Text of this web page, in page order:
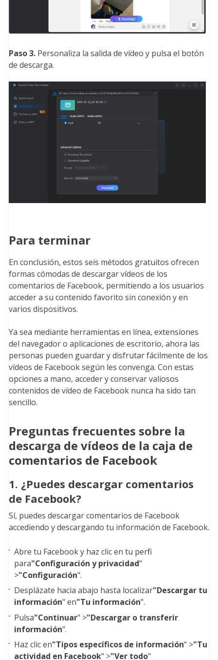
Paso 3. Personaliza la salida de vídeo y pulsa el botón
de descarga.
Para terminar
En conclusión, estos seis métodos gratuitos ofrecen
formas cómodas de descargar vídeos de los
comentarios de Facebook, permitiendo a los usuarios
acceder a su contenido favorito sin conexión y en
varios dispositivos.
Ya sea mediante herramientas en línea, extensiones
del navegador o aplicaciones de escritorio, ahora las
personas pueden guardar y disfrutar fácilmente de los
vídeos de Facebook según les convenga. Con estas
opciones a mano, acceder y conservar valiosos
contenidos de vídeo de Facebook nunca ha sido tan
sencillo.
Preguntas frecuentes sobre la
descarga de vídeos de la caja de
comentarios de Facebook
1. ¿Puedes descargar comentarios
de Facebook?
Sí, puedes descargar comentarios de Facebook
accediendo y descargando tu información de Facebook.
Abre tu Facebook y haz clic en tu perfil
para"Configuración y privacidad"
>"Configuración".
Desplázate hacia abajo hasta localizar"Descargar tu
información" en"Tu información".
Pulsa"Continuar" >"Descargar o transferir
información".
Haz clic en"Tipos específicos de información" >"Tu
actividad en Facebook" >"Ver todo"